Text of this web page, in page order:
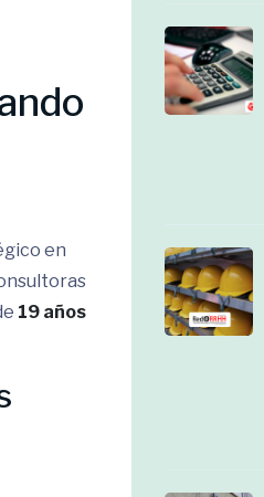
en
19 años